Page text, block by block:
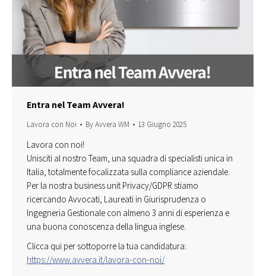
Entra nel Team Avvera!
Lavora con Noi ByAvvera WM 13 Giugno 2025
Lavora con noi!
Unisciti al nostro Team, una squadra di specialisti unica in
Italia, totalmente focalizzata sulla compliance aziendale.
Per la nostra business unit Privacy/GDPR stiamo
ricercando Avvocati, Laureati in Giurisprudenza o
Ingegneria Gestionale con almeno 3 anni di esperienza e
una buona conoscenza della lingua inglese.
Clicca qui per sottoporre la tua candidatura:
https://www.avvera.it/lavora-con-noi/